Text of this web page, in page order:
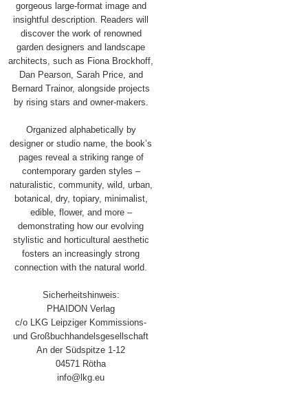
gorgeous large-format image and
insightful description. Readers will
discover the work of renowned
garden designers and landscape
architects, such as Fiona Brockhoff,
Dan Pearson, Sarah Price, and
Bernard Trainor, alongside projects
by rising stars and owner-makers.
Organized alphabetically by
designer or studio name, the book’s
pages reveal a striking range of
contemporary garden styles –
naturalistic, community, wild, urban,
botanical, dry, topiary, minimalist,
edible, flower, and more –
demonstrating how our evolving
stylistic and horticultural aesthetic
fosters an increasingly strong
connection with the natural world.
Sicherheitshinweis:
PHAIDON Verlag
c/o LKG Leipziger Kommissions-
und Großbuchhandelsgesellschaft
An der Südspitze 1-12
04571 Rötha
info@lkg.eu